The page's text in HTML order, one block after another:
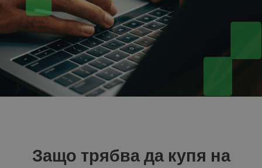
Защо трябва да купя на